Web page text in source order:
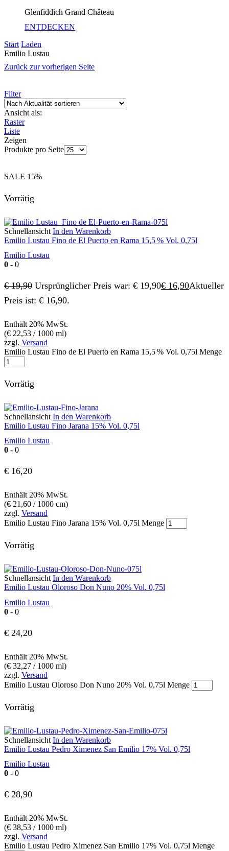
Glenfiddich Grand Château
ENTDECKEN
Start Laden
Emilio Lustau
Zurück zur vorherigen Seite
Filter
Ansicht als:
Raster
Liste
Zeigen
Produkte pro Seite
SALE 15%
Vorrätig
Schnellansicht In den Warenkorb
Emilio Lustau Fino de El Puerto en Rama 15,5 % Vol. 0,75l
Emilio Lustau
0 - 0
€19,90 Ursprünglicher Preis war: € 19,90€ 16,90Aktueller
Preis ist: € 16,90.
Enthält 20% MwSt.
(€ 22,53 / 1000 ml)
zzgl. Versand
Emilio Lustau Fino de El Puerto en Rama 15,5 % Vol. 0,75l Menge
Vorrätig
Schnellansicht In den Warenkorb
Emilio Lustau Fino Jarana 15% Vol. 0,75l
Emilio Lustau
0 - 0
€ 16,20
Enthält 20% MwSt.
(€ 21,60 / 1000 cm)
zzgl. Versand
Emilio Lustau Fino Jarana 15% Vol. 0,75l Menge
Vorrätig
Schnellansicht In den Warenkorb
Emilio Lustau Oloroso Don Nuno 20% Vol. 0,75l
Emilio Lustau
0 - 0
€ 24,20
Enthält 20% MwSt.
(€ 32,27 / 1000 ml)
zzgl. Versand
Emilio Lustau Oloroso Don Nuno 20% Vol. 0,75l Menge
Vorrätig
Schnellansicht In den Warenkorb
Emilio Lustau Pedro Ximenez San Emilio 17% Vol. 0,75l
Emilio Lustau
0 - 0
€ 28,90
Enthält 20% MwSt.
(€ 38,53 / 1000 ml)
zzgl. Versand
Emilio Lustau Pedro Ximenez San Emilio 17% Vol. 0,75l Menge